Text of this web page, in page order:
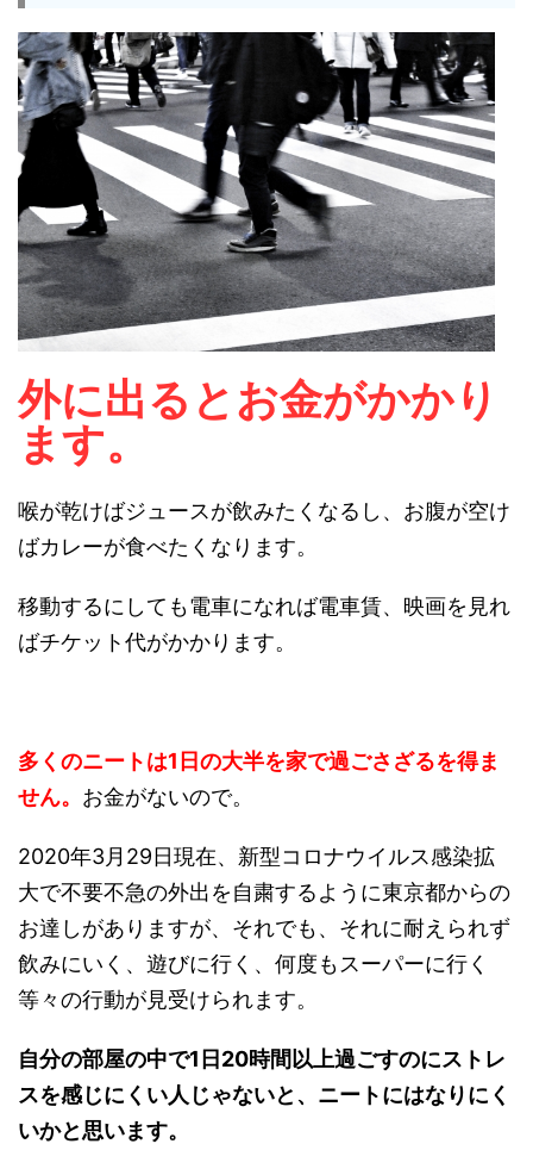
外に出るとお金がかかり
ます。
喉が乾けばジュースが飲みたくなるし、お腹が空け
ばカレーが食べたくなります。
移動するにしても電車になれば電車賃、映画を見れ
ばチケット代がかかります。
多くのニートは1日の大半を家で過ごさざるを得ま
せん。 お金がないので。
2020年3月29日現在、新型コロナウイルス感染拡
大で不要不急の外出を自粛するように東京都からの
お達しがありますが、それでも、それに耐えられず
飲みにいく、遊びに行く、何度もスーパーに行く
等々の行動が見受けられます。
自分の部屋の中で1日20時間以上過ごすのにストレ
スを感じにくい人じゃないと、ニートにはなりにく
いかと思います。